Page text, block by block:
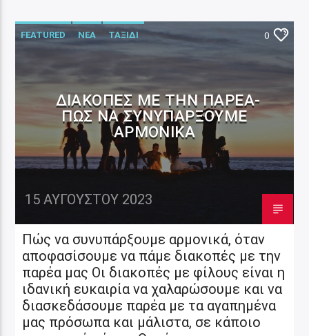
FEATURED ΝΕΑ ΤΑΞΙΔΙ 0
ΔΙΑΚΟΠΈΣ ΜΕ ΤΗΝ ΠΑΡΈΑ-
ΠΏΣ ΝΑ ΣΥΝΥΠΆΡΞΟΥΜΕ
ΑΡΜΟΝΙΚΆ
15 ΑΥΓΟΎΣΤΟΥ 2023
Πώς να συνυπάρξουμε αρμονικά, όταν
αποφασίσουμε να πάμε διακοπές με την
παρέα μας Οι διακοπές με φίλους είναι η
ιδανική ευκαιρία να χαλαρώσουμε και να
διασκεδάσουμε παρέα με τα αγαπημένα
μας πρόσωπα και μάλιστα, σε κάποιο